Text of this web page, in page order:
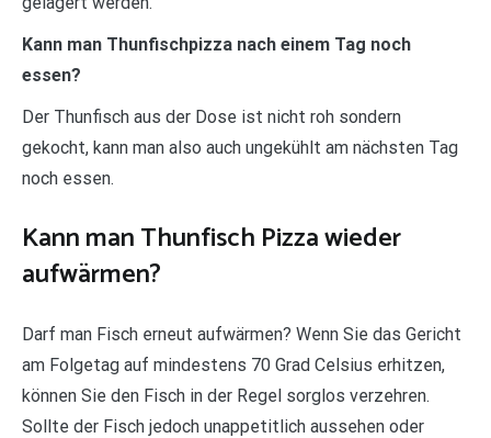
Kann man Thunfischpizza nach einem Tag noch
essen?
Der Thunfisch aus der Dose ist nicht roh sondern
gekocht, kann man also auch ungekühlt am nächsten Tag
noch essen.
Kann man Thunfisch Pizza wieder
aufwärmen?
Darf man Fisch erneut aufwärmen? Wenn Sie das Gericht
am Folgetag auf mindestens 70 Grad Celsius erhitzen,
können Sie den Fisch in der Regel sorglos verzehren.
Sollte der Fisch jedoch unappetitlich aussehen oder